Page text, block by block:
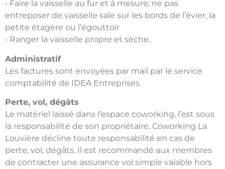
• Faire la vaisselle au fur et à mesure; ne pas
entreposer de vaisselle sale sur les bords de l’évier, la
petite étagère ou l’égouttoir
• Ranger la vaisselle propre et sèche.
Administratif
Les factures sont envoyées par mail par le service
comptabilité de IDEA Entreprises.
Perte, vol, dégâts
Le matériel laissé dans l’espace coworking, l’est sous
la responsabilité de son propriétaire. Coworking La
Louvière décline toute responsabilité en cas de
perte, vol, dégâts. Il est recommandé aux membres
de contracter une assurance vol simple valable hors